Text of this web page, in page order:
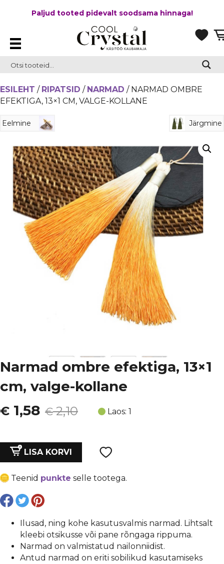
Paljud tooted pidevalt soodsama hinnaga!
ESILEHT / RIPATSID / NARMAD / NARMAD OMBRE
EFEKTIGA, 13×1 CM, VALGE-KOLLANE
Eelmine Järgmine
Narmad ombre efektiga, 13×1
cm, valge-kollane
€2,10
Algne
oli:
€ 2,10.
€ 1,58
Current
is:
€ 1,58.
Laos: 1
Narmad
ombre
13x1
cm,
valge-
kogus
LISA KORVI
Teenid punkte selle tootega.
Ilusad, ning kohe kasutusvalmis narmad. Lihtsalt
kleebi otsikusse või pane rõngaga rippuma.
Narmad on valmistatud nailonniidist.
Antud narmad on eriti sobilikud kasutamiseks